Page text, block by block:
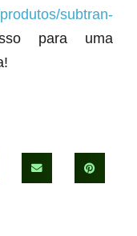
subtran-
para uma